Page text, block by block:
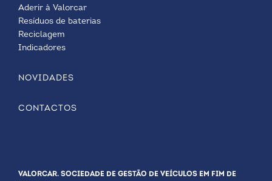
Aderir à Valorcar
Resíduos de baterias
Reciclagem
Indicadores
NOVIDADES
CONTACTOS
VALORCAR. SOCIEDADE DE GESTÃO DE VEÍCULOS EM FIM DE